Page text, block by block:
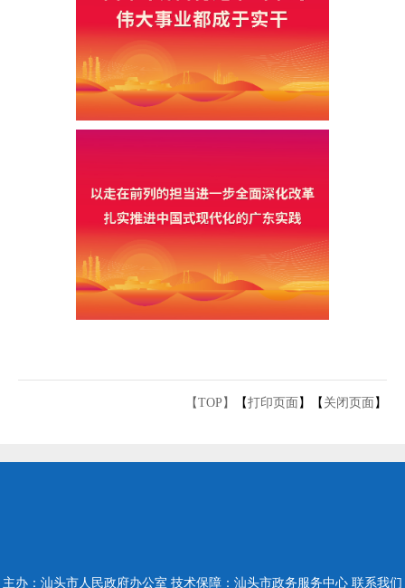
【TOP】 【打印页面 】【 关闭页面 】
主办：汕头市人民政府办公室 技术保障：汕头市政务服务中心 联系我们